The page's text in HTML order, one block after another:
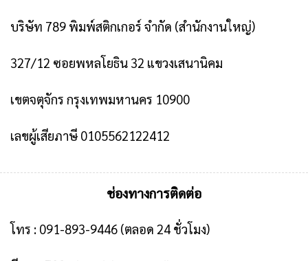
บริษัท 789 พิมพ์สติกเกอร์ จำกัด (สำนักงานใหญ่)
327/12 ซอยพหลโยธิน 32 แขวงเสนานิคม
เขตจตุจักร กรุงเทพมหานคร 10900
เลขผู้เสียภาษี 0105562122412
ช่องทางการติดต่อ
โทร : 091-893-9446 (ตลอด 24 ชั่วโมง)